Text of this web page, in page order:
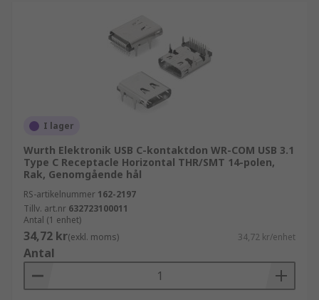
Vi på RS Components erbjuder ett brett
sortiment, hög tillgänglighet och teknisk
expertis. Utforska våra minneskortkontakter och
välj en lösning som passar din applikation.
I lager
Wurth Elektronik USB C-kontaktdon WR-COM USB 3.1
Type C Receptacle Horizontal THR/SMT 14-polen,
Rak, Genomgående hål
RS-artikelnummer 162-2197
Tillv. art.nr 632723100011
Antal (1 enhet)
34,72 kr(exkl. moms) 34,72 kr/enhet
Antal